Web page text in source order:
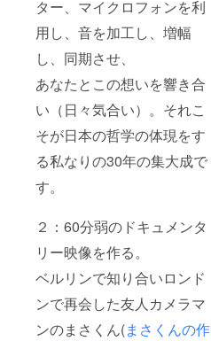
ター、マイクロフォンを利
用し、音を加工し、増幅
し、同期させ、
あなたとこの想いを響き合
い（日々気合い）。それこ
そが日本の哲学の体現をす
る私なりの30年の集大成で
す。
２：60分弱のドキュメンタ
リー映像を作る。
ベルリンで知り合いロンド
ンで再会した友人カメラマ
ンのまさくん(まさくんの作